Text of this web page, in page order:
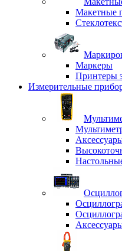
Макетные
Маркеры
Принтеры
Измерительные